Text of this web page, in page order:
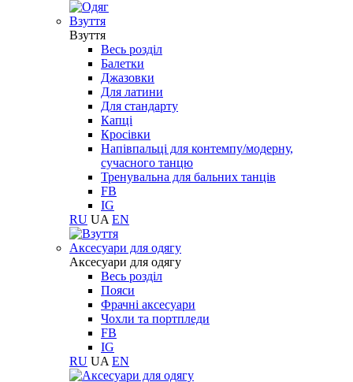
Взуття
Взуття
Весь розділ
Балетки
Джазовки
Для латини
Для стандарту
Капці
Кросівки
Напівпальці для контемпу/модерну,
сучасного танцю
Тренувальна для бальних танців
FB
IG
RU UA EN
Aксесуари для одягу
Aксесуари для одягу
Весь розділ
Пояси
Фрачні аксесуари
Чохли та портпледи
FB
IG
RU UA EN